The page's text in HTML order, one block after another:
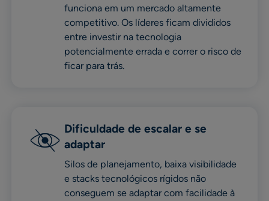
funciona em um mercado altamente
competitivo. Os líderes ficam divididos
entre investir na tecnologia
potencialmente errada e correr o risco de
ficar para trás.
Dificuldade de escalar e se
adaptar
Silos de planejamento, baixa visibilidade
e stacks tecnológicos rígidos não
conseguem se adaptar com facilidade à